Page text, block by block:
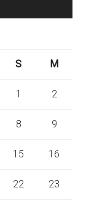
S M
1 2
8 9
15 16
22 23